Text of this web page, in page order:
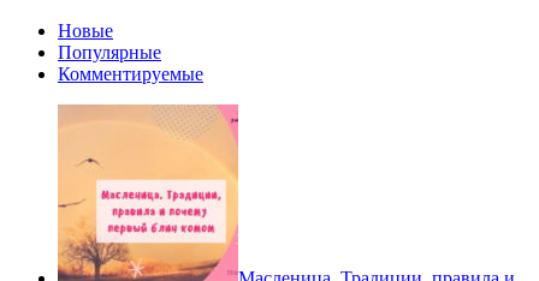
Новые
Популярные
Комментируемые